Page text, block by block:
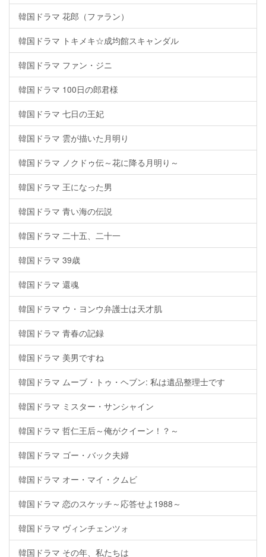
韓国ドラマ 花郎（ファラン）
韓国ドラマ トキメキ☆成均館スキャンダル
韓国ドラマ ファン・ジニ
韓国ドラマ 100日の郎君様
韓国ドラマ 七日の王妃
韓国ドラマ 雲が描いた月明り
韓国ドラマ ノクドゥ伝～花に降る月明り～
韓国ドラマ 王になった男
韓国ドラマ 青い海の伝説
韓国ドラマ 二十五、二十一
韓国ドラマ 39歳
韓国ドラマ 還魂
韓国ドラマ ウ・ヨンウ弁護士は天才肌
韓国ドラマ 青春の記録
韓国ドラマ 美男ですね
韓国ドラマ ムーブ・トゥ・ヘブン: 私は遺品整理士です
韓国ドラマ ミスター・サンシャイン
韓国ドラマ 哲仁王后～俺がクイーン！？～
韓国ドラマ ゴー・バック夫婦
韓国ドラマ オー・マイ・クムビ
韓国ドラマ 恋のスケッチ～応答せよ1988～
韓国ドラマ ヴィンチェンツォ
韓国ドラマ その年、私たちは